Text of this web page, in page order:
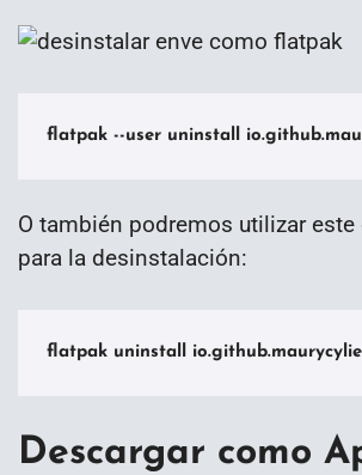
flatpak --user uninstall
O también podremos utilizar
para la desinstalación:
flatpak uninstall
Descargar como